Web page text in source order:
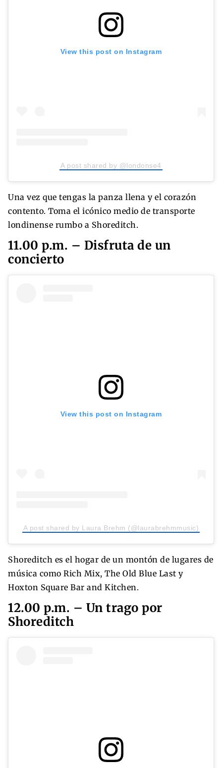
View this post on Instagram
A post shared by @londonse4
Una vez que tengas la panza llena y el corazón
contento. Toma el icónico medio de transporte
londinense rumbo a Shoreditch.
11.00 p.m. – Disfruta de un
concierto
View this post on Instagram
A post shared by Laura Brehm (@laurabrehmmusic)
Shoreditch es el hogar de un montón de lugares de
música como Rich Mix, The Old Blue Last y
Hoxton Square Bar and Kitchen.
12.00 p.m. – Un trago por
Shoreditch